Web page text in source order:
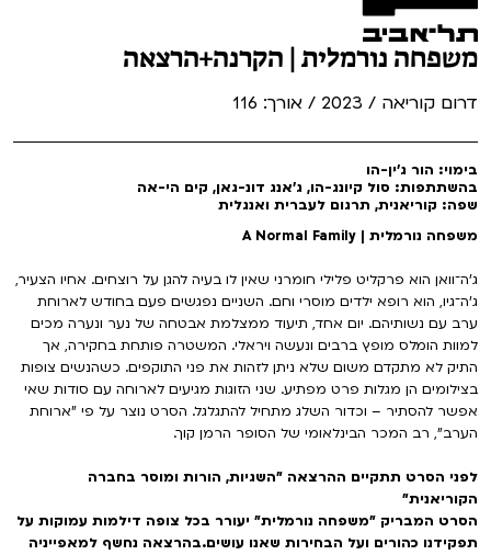
משפחה נורמלית | הקרנה+הרצאה
דרום קוריאה / 2023 / אורך: 116
בימוי: הור ג'ין-הו
בהשתתפות: סול קיונג-הו, ג'אנג דונ-גאן, קים הי-אה
שפה: קוריאנית, תרגום לעברית ואנגלית
משפחה נורמלית | A Normal Family
ג'ה־וואן הוא פרקליט פלילי חומרני שאין לו בעיה להגן על רוצחים. אחיו הצעיר,
ג'ה־גיו, הוא רופא ילדים מוסרי וחם. השניים נפגשים פעם בחודש לארוחת
ערב עם נשותיהם. יום אחד, תיעוד ממצלמת אבטחה של נער ונערה מכים
למוות הומלס מופץ ברבים ונעשה ויראלי. המשטרה פותחת בחקירה, אך
התיק לא מתקדם משום שלא ניתן לזהות את פני התוקפים. כשהנשים צופות
בצילומים הן מגלות פרט מפתיע. שני הזוגות מגיעים לארוחה עם סודות שאי
אפשר להסתיר – וכדור השלג מתחיל להתגלגל. הסרט נוצר על פי "ארוחת
הערב", רב המכר הבינלאומי של הסופר הרמן קוך.
לפני הסרט תתקיים ההרצאה "השגיות, הורות ומוסר בחברה
הקוריאנית"
הסרט המבריק "משפחה נורמלית" יעורר בכל צופה דילמות עמוקות על
תפקידנו כהורים ועל הבחירות שאנו עושים.בהרצאה נחשף למאפייניה